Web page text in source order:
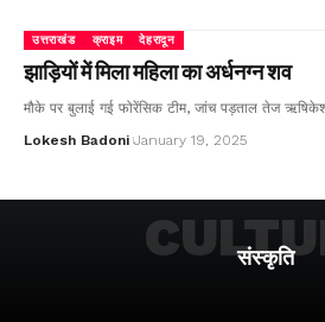
उत्तराखंड क्राइम देहरादून
झाड़ियों में मिला महिला का अर्धनग्न शव
मौके पर बुलाई गई फोरेंसिक टीम, जांच पड़ताल तेज
Lokesh Badoni January 19, 2025
संस्कृति